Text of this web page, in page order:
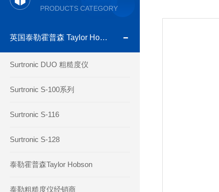
PRODUCTS CATEGORY
英国泰勒霍普森 Taylor Hobson
Surtronic DUO 粗糙度仪
Surtronic S-100系列
Surtronic S-116
Surtronic S-128
泰勒霍普森Taylor Hobson
泰勒粗糙度仪经销商